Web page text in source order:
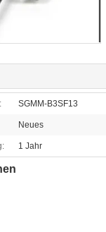
SGMM-B3SF13
Neues
1 Jahr